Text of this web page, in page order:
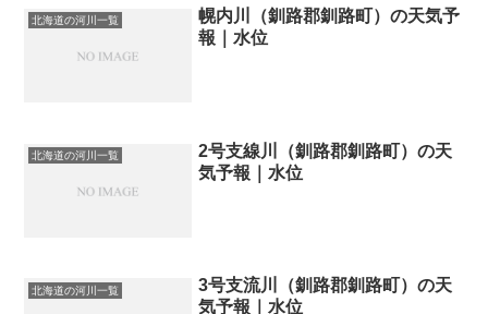
北海道の河川一覧
幌内川（釧路郡釧路町）の天気予
報｜水位
北海道の河川一覧
2号支線川（釧路郡釧路町）の天
気予報｜水位
北海道の河川一覧
3号支流川（釧路郡釧路町）の天
気予報｜水位